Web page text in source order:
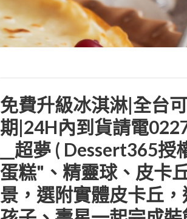
記
免費升級冰淇淋|全台
期|24H內到貨請電
__超夢 ( Dessert365
蛋糕"、精靈球、皮卡
景，選附實體皮卡丘